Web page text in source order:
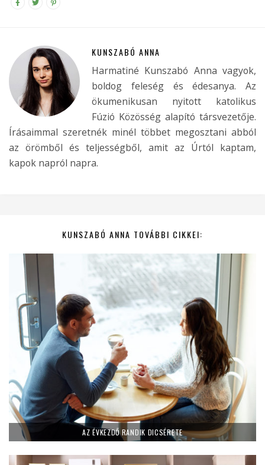
KUNSZABÓ ANNA
Harmatiné Kunszabó Anna vagyok,
boldog feleség és édesanya. Az
ökumenikusan nyitott katolikus
Fúzió Közösség alapító társvezetője.
Írásaimmal szeretnék minél többet megosztani abból
az örömből és teljességből, amit az Úrtól kaptam,
kapok napról napra.
KUNSZABÓ ANNA TOVÁBBI CIKKEI:
AZ ÉVKEZDŐ RANDIK DICSÉRETE